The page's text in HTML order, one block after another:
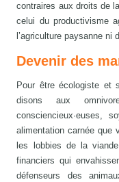
contraires aux droits de
celui du productivisme
l’agriculture paysanne ni
Devenir des
Pour être écologiste et
disons aux
consciencieux·euses,
alimentation carnée que
les lobbies de la
financiers qui
défenseurs des